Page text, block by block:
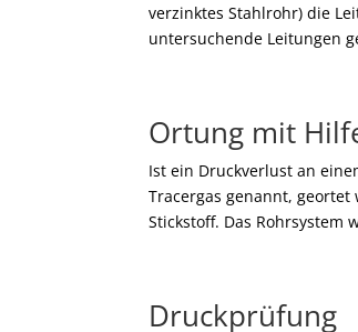
verzinktes Stahlrohr) die
untersuchende Leitungen
Ortung mit
Ist ein Druckverlust an
Tracergas genannt,
Stickstoff. Das Rohrsystem
Druckprüfung